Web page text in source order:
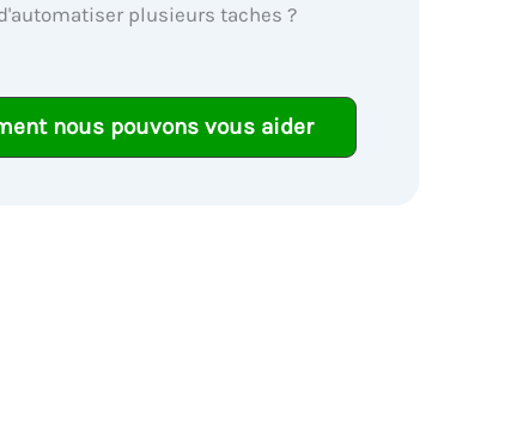
plusieurs taches ?
nous pouvons vous aider